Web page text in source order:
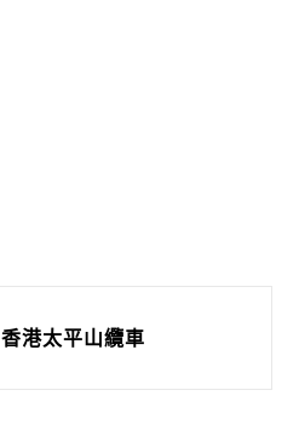
香港太平山纜車